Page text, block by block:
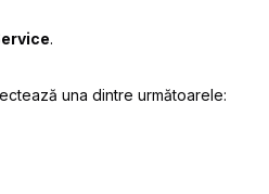
.
una dintre următoarele: